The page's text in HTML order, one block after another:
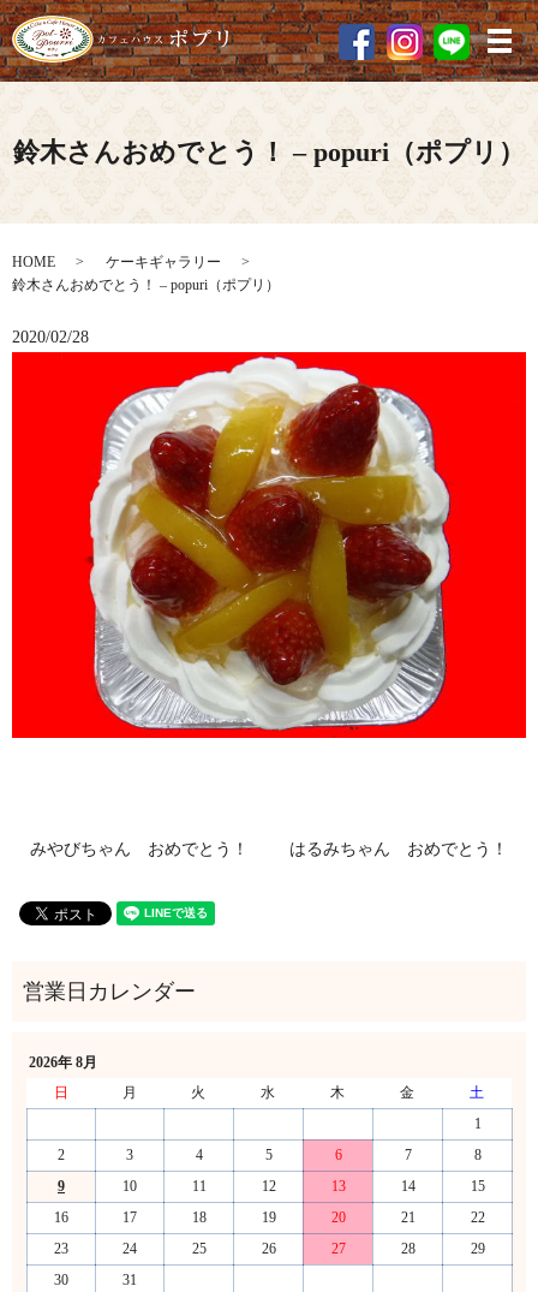
メ
鈴木さんおめでとう！ – popuri（ポプリ）
HOME
ケーキギャラリー
鈴木さんおめでとう！ – popuri（ポプリ）
2020/02/28
みやびちゃん おめでとう！ はるみちゃん おめでとう！
2026年 8月
日
月 火 水 木 金
土
1
2
3 4 5 6 7
8
9
10 11 12 13 14
15
16
17 18 19 20 21
22
23
24 25 26 27 28
29
30
31